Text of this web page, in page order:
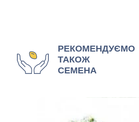
РЕКОМЕНДУЄМО
ТАКОЖ
СЕМЕНА